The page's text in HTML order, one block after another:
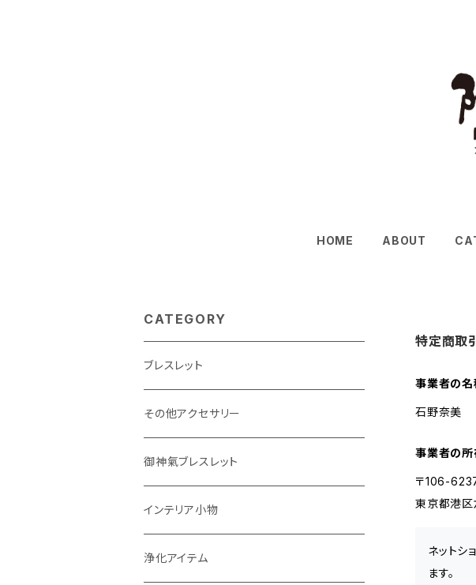
HOME ABOUT
特定商取
事業者の名
石野奈美
事業者の所
〒106-
東京都港区
ネットシ
ます。
CATEGORY
ブレスレット
その他アクセサリー
御神氣ブレスレット
インテリア小物
浄化アイテム